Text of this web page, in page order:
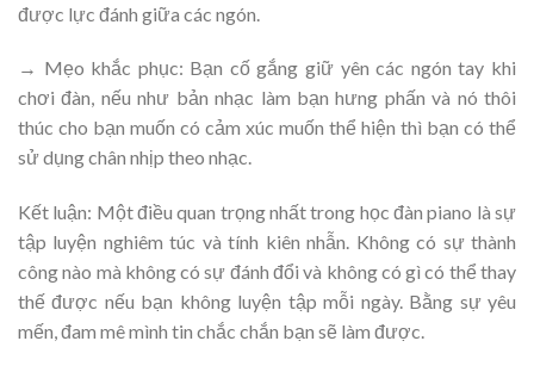
được lực đánh giữa các ngón.
→ Mẹo khắc phục: Bạn cố gắng giữ yên các ngón tay khi
chơi đàn, nếu như bản nhạc làm bạn hưng phấn và nó thôi
thúc cho bạn muốn có cảm xúc muốn thể hiện thì bạn có thể
sử dụng chân nhịp theo nhạc.
Kết luận: Một điều quan trọng nhất trong học đàn piano là sự
tập luyện nghiêm túc và tính kiên nhẫn. Không có sự thành
công nào mà không có sự đánh đổi và không có gì có thể thay
thế được nếu bạn không luyện tập mỗi ngày. Bằng sự yêu
mến, đam mê mình tin chắc chắn bạn sẽ làm được.